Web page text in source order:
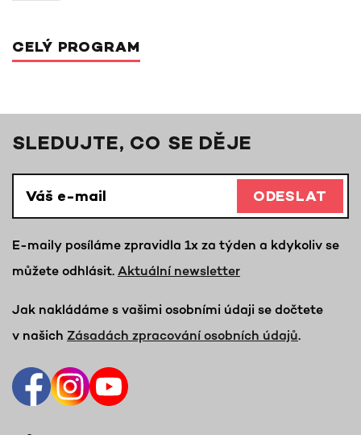
CELÝ PROGRAM
SLEDUJTE, CO SE DĚJE
ODESLAT
E-maily posíláme zpravidla 1x za týden a kdykoliv se
můžete odhlásit. Aktuální newsletter
Jak nakládáme s vašimi osobními údaji se dočtete
v našich Zásadách zpracování osobních údajů.